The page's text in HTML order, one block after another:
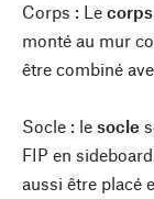
Corps : Le corps
monté au mur
être combiné
Socle : le socle
FIP en
aussi être placé